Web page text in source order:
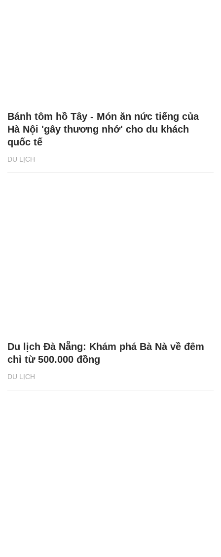
DU LỊCH
Bánh tôm hồ Tây - Món ăn nức tiếng của
Hà Nội 'gây thương nhớ' cho du khách
quốc tế
DU LỊCH
Du lịch Đà Nẵng: Khám phá Bà Nà về đêm
chỉ từ 500.000 đồng